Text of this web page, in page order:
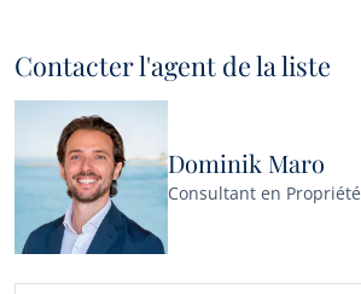
Contacter l'agent de la liste
Dominik Maro
Consultant en Propriété